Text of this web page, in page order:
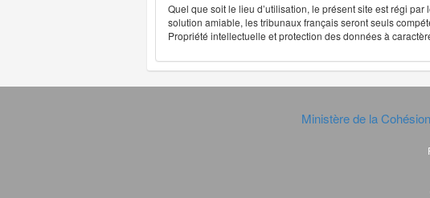
Quel que soit le lieu d’utilisation, le présent site est régi
solution amiable, les tribunaux français seront seuls
Propriété intellectuelle et protection des données à
Ministère de la